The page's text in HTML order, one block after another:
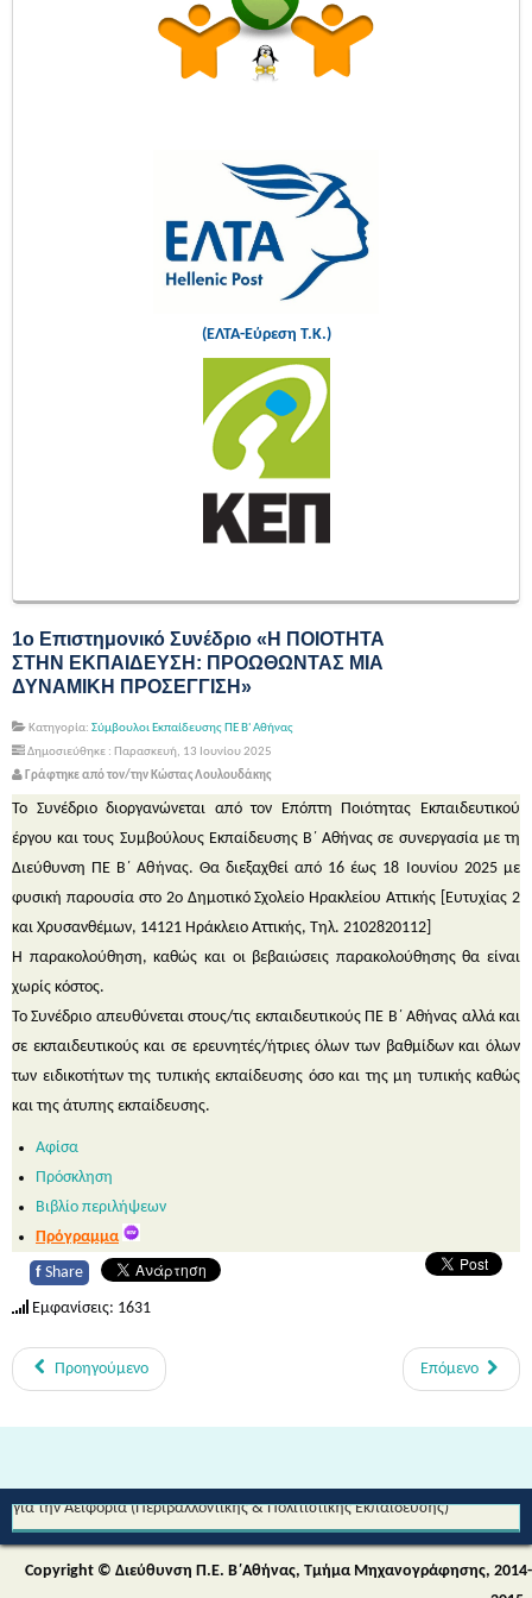
(ΕΛΤΑ-Εύρεση Τ.Κ.)
1ο Επιστημονικό Συνέδριο «Η ΠΟΙΟΤΗΤΑ
ΣΤΗΝ ΕΚΠΑΙΔΕΥΣΗ: ΠΡΟΩΘΩΝΤΑΣ ΜΙΑ
ΔΥΝΑΜΙΚΗ ΠΡΟΣΕΓΓΙΣΗ»
Κατηγορία: Σύμβουλοι Εκπαίδευσης ΠΕ Β' Αθήνας
Δημοσιεύθηκε : Παρασκευή, 13 Ιουνίου 2025
Γράφτηκε από τον/την Κώστας Λουλουδάκης
Το Συνέδριο διοργανώνεται από τον Επόπτη Ποιότητας Εκπαιδευτικού
έργου και τους Συμβούλους Εκπαίδευσης Β΄ Αθήνας σε συνεργασία με τη
Διεύθυνση ΠΕ Β΄ Αθήνας. Θα διεξαχθεί από 16 έως 18 Ιουνίου 2025 με
φυσική παρουσία στο 2ο Δημοτικό Σχολείο Ηρακλείου Αττικής [Ευτυχίας 2
και Χρυσανθέμων, 14121 Ηράκλειο Αττικής, Τηλ. 2102820112]
Η παρακολούθηση, καθώς και οι βεβαιώσεις παρακολούθησης θα είναι
χωρίς κόστος.
Το Συνέδριο απευθύνεται στους/τις εκπαιδευτικούς ΠΕ Β΄ Αθήνας αλλά και
σε εκπαιδευτικούς και σε ερευνητές/ήτριες όλων των βαθμίδων και όλων
των ειδικοτήτων της τυπικής εκπαίδευσης όσο και της μη τυπικής καθώς
και της άτυπης εκπαίδευσης.
Αφίσα
Πρόσκληση
Βιβλίο περιλήψεων
Πρόγραμμα
f Share
Εμφανίσεις: 1631
Προηγούμενο Επόμενο
για την Αειφορία (Περιβαλλοντικής & Πολιτιστικής Εκπαίδευσης)
Copyright © Διεύθυνση Π.Ε. Β΄Αθήνας, Τμήμα Μηχανογράφησης, 2014-